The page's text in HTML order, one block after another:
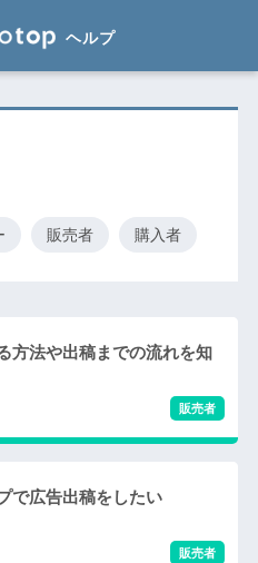
販売者 購入者
方法や出稿までの流れを知
で広告出稿をしたい